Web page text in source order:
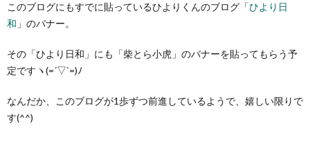
このブログにもすでに貼っているひよりくんのブログ「ひより日
和 」のバナー。
その「ひより日和」にも「柴とら小虎」のバナーを貼ってもらう予
定ですヽ(=´▽`=)ﾉ
なんだか、このブログが1歩ずつ前進しているようで、嬉しい限りで
す(^^)